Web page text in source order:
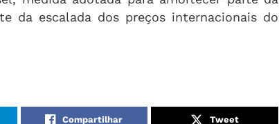
da escalada dos preços internacionais do
Compartilhar Tweet